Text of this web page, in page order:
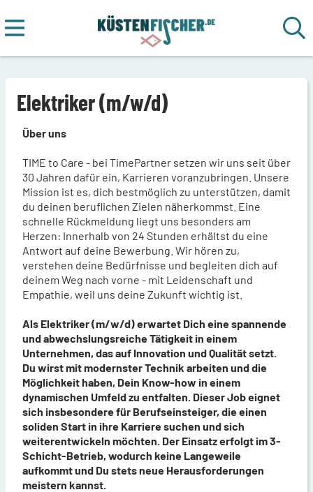
Elektriker (m/w/d)
Über uns
TIME to Care - bei TimePartner setzen wir uns seit über
30 Jahren dafür ein, Karrieren voranzubringen. Unsere
Mission ist es, dich bestmöglich zu unterstützen, damit
du deinen beruflichen Zielen näherkommst. Eine
schnelle Rückmeldung liegt uns besonders am
Herzen: Innerhalb von 24 Stunden erhältst du eine
Antwort auf deine Bewerbung. Wir hören zu,
verstehen deine Bedürfnisse und begleiten dich auf
deinem Weg nach vorne - mit Leidenschaft und
Empathie, weil uns deine Zukunft wichtig ist.
Als Elektriker (m/w/d) erwartet Dich eine spannende
und abwechslungsreiche Tätigkeit in einem
Unternehmen, das auf Innovation und Qualität setzt.
Du wirst mit modernster Technik arbeiten und die
Möglichkeit haben, Dein Know-how in einem
dynamischen Umfeld zu entfalten. Dieser Job eignet
sich insbesondere für Berufseinsteiger, die einen
soliden Start in ihre Karriere suchen und sich
weiterentwickeln möchten. Der Einsatz erfolgt im 3-
Schicht-Betrieb, wodurch keine Langeweile
aufkommt und Du stets neue Herausforderungen
meistern kannst.